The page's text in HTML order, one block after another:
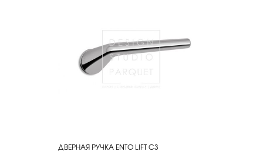
КУПИТЬ
ДВЕРНАЯ РУЧКА ENTO LIFT C3